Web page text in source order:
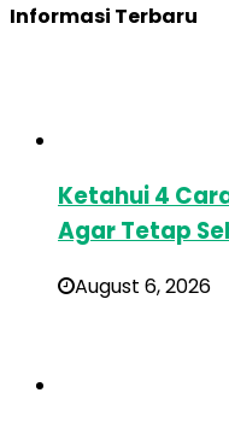
Informasi Terbaru
Ketahui 4
Agar Tetap
August 6, 2026